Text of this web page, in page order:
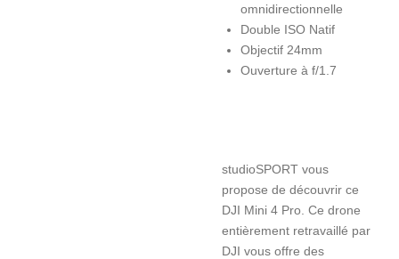
omnidirectionnelle
Double ISO Natif
Objectif 24mm
Ouverture à f/1.7
studioSPORT vous
propose de découvrir ce
DJI Mini 4 Pro. Ce drone
entièrement retravaillé par
DJI vous offre des